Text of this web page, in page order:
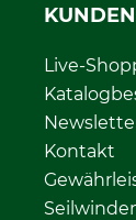
Live-
Kontakt